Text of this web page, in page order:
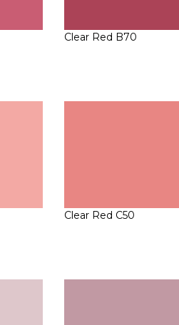
Clear Red B70
Clear Red C50